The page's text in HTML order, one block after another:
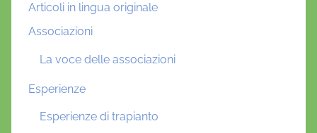
Articoli in lingua originale
Associazioni
La voce delle associazioni
Esperienze
Esperienze di trapianto